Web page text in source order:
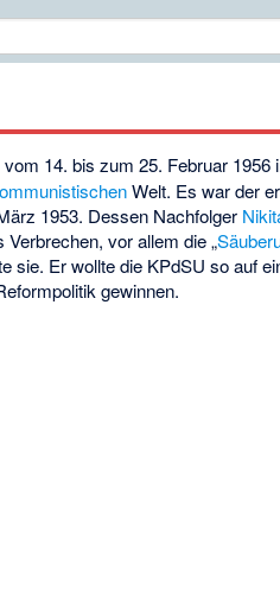
vom 14. bis zum 25. Februar 1956
Welt. Es war der
1953. Dessen Nachfolger
Verbrechen, vor allem die „
sie. Er wollte die KPdSU so auf
gewinnen.